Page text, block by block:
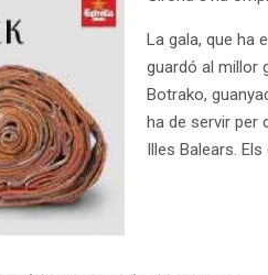
La gala, que ha
guardó al millor
Botrako,
ha de servir per
Illes Balears.